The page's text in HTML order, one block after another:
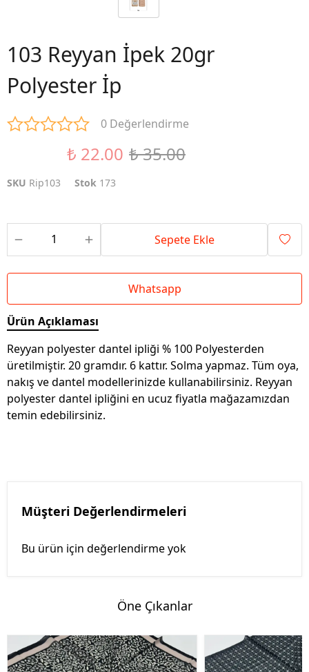
103 Reyyan İpek 20gr
Polyester İp
0 Değerlendirme
₺ 22.00 ₺ 35.00
SKU Rip103 Stok 173
Sepete Ekle
Whatsapp
Ürün Açıklaması
Reyyan polyester dantel ipliği % 100 Polyesterden
üretilmiştir. 20 gramdır. 6 kattır. Solma yapmaz. Tüm oya,
nakış ve dantel modellerinizde kullanabilirsiniz. Reyyan
polyester dantel ipliğini en ucuz fiyatla mağazamızdan
temin edebilirsiniz.
Müşteri Değerlendirmeleri
Bu ürün için değerlendirme yok
Öne Çıkanlar